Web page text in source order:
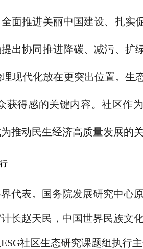
面推进美丽中国建设、扎实
出协同推进降碳、减污、扩
现代化放在更突出位置。生
获得感的关键内容。社区作
推动民生经济高质量发展的关
代表。国务院发展研究中心
长赵天民，中国世界民族文
社区生态研究课题组执行